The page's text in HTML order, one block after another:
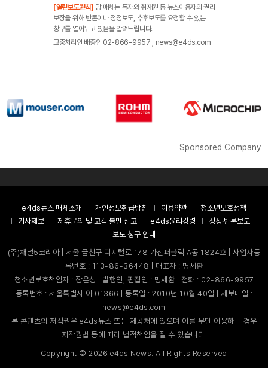
[열린보도원칙] 당 매체는 독자와 취재원 등 뉴스이용자의 권리
보장을 위해 반론이나 정정보도, 추후보도를 요청할 수 있는
창구를 열어두고 있음을 알려드립니다.
고충처리인 배종인 02-866-9957 , news@e4ds.com
Sponsored Company
e4ds뉴스 매체소개 개인정보취급방침 이용약관
청소년보호정책
기사제보
제휴문의 및 고객 불만 신고 e4ds윤리강령
정정·반론보도
보도 청구 안내
(주)채널5코리아 | 서울 금천구 디지털로 178 가산퍼블릭 A동 1824호 | 사업자등
록번호 : 113-86-36448 | 대표자 : 명세환
청소년보호책임자 : 장은성 | 발행인, 편집인 : 명세환 | 전화 : 02-866-9957
등록번호 : 서울특별시 아 01366 | 등록일 : 2010년 10월 40일 | 제보메일 :
news@e4ds.com
본 콘텐츠의 저작권은 e4ds뉴스 또는 제공처에 있으며 이를 무단 이용하는 경우
저작권법 등에 따라 법적책임을 질 수 있습니다.
Copyright ©2026 e4ds News. All Rights Reserved